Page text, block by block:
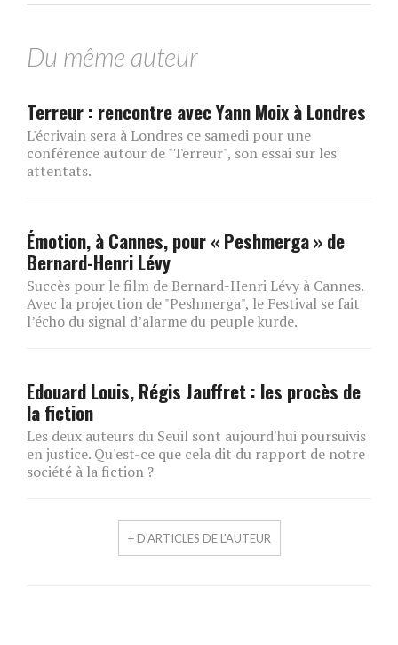
Du même auteur
Terreur : rencontre avec Yann Moix à Londres
L'écrivain sera à Londres ce samedi pour une
conférence autour de "Terreur", son essai sur les
attentats.
Émotion, à Cannes, pour « Peshmerga » de
Bernard-Henri Lévy
Succès pour le film de Bernard-Henri Lévy à Cannes.
Avec la projection de "Peshmerga", le Festival se fait
l’écho du signal d’alarme du peuple kurde.
Edouard Louis, Régis Jauffret : les procès de
la fiction
Les deux auteurs du Seuil sont aujourd'hui poursuivis
en justice. Qu'est-ce que cela dit du rapport de notre
société à la fiction ?
+ D'ARTICLES DE L'AUTEUR